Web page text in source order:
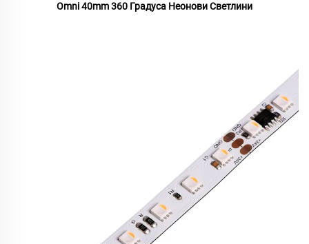
Omni 40mm 360 Градуса Неонови Светлини